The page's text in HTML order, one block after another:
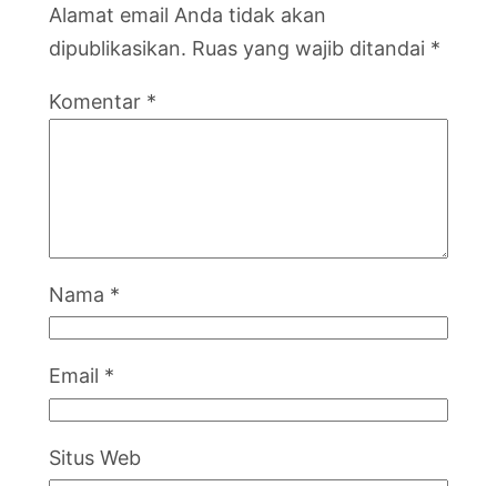
Alamat email Anda tidak akan
dipublikasikan. Ruas yang wajib ditandai *
Komentar *
Nama *
Email *
Situs Web